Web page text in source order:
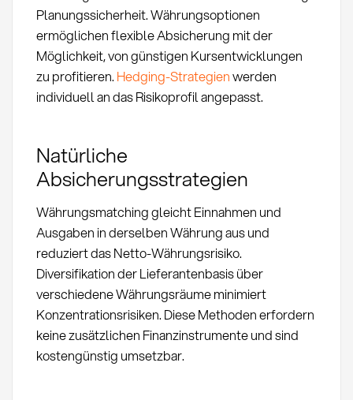
Planungssicherheit. Währungsoptionen
ermöglichen flexible Absicherung mit der
Möglichkeit, von günstigen Kursentwicklungen
zu profitieren. Hedging-Strategienwerden
individuell an das Risikoprofil angepasst.
Natürliche
Absicherungsstrategien
Währungsmatching gleicht Einnahmen und
Ausgaben in derselben Währung aus und
reduziert das Netto-Währungsrisiko.
Diversifikation der Lieferantenbasis über
verschiedene Währungsräume minimiert
Konzentrationsrisiken. Diese Methoden erfordern
keine zusätzlichen Finanzinstrumente und sind
kostengünstig umsetzbar.